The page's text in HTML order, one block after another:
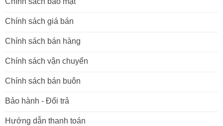
Chính sách giá bán
Chính sách bán hàng
Chính sách vận chuyển
Chính sách bán buôn
Bảo hành - Đổi trả
Hướng dẫn thanh toán